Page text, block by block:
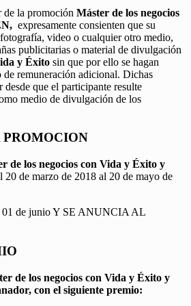
de la promoción Máster de los negocios
expresamente consienten que su
video o cualquier otro medio,
publicitarias o material de divulgación
y Éxito sin que por ello se hagan
de remuneración adicional. Dichas
desde que el participante resulte
medio de divulgación de los
de los negocios con Vida y Éxito y
20 de marzo de 2018 al 20 de mayo de
de junio Y SE ANUNCIA AL
de los negocios con Vida y Éxito y
con el siguiente premio: